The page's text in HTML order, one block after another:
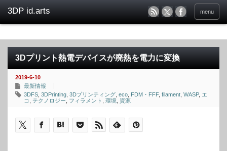
menu
3Dプリント熱電デバイスが廃熱を電力に変換
2019-6-10
最新情報
3DFS 3DPrinting 3Dプリンティング eco FDM・FFF, filament WASP, エ
コ
テクノロジー フィラメント 環境 資源